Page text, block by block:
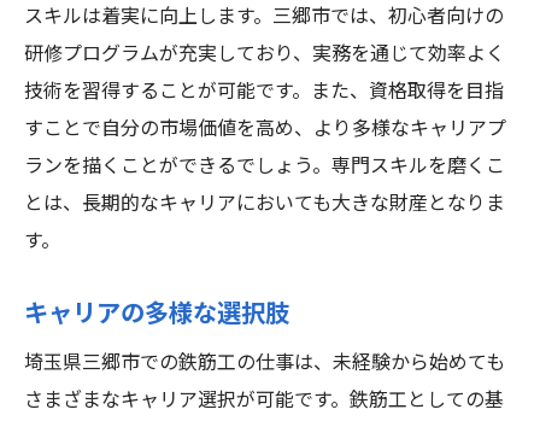
スキルは着実に向上します。三郷市では、初心者向けの
研修プログラムが充実しており、実務を通じて効率よく
技術を習得することが可能です。また、資格取得を目指
すことで自分の市場価値を高め、より多様なキャリアプ
ランを描くことができるでしょう。専門スキルを磨くこ
とは、長期的なキャリアにおいても大きな財産となりま
す。
キャリアの多様な選択肢
埼玉県三郷市での鉄筋工の仕事は、未経験から始めても
さまざまなキャリア選択が可能です。鉄筋工としての基